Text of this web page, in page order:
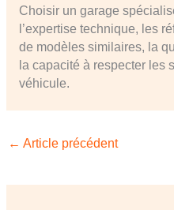
Choisir un garage
l’expertise technique, les
de modèles similaires, la
la capacité à respecter les
véhicule.
← Article précédent